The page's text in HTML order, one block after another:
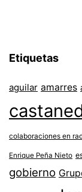
Etiquetas
aguilar amarres
colaboraciones en
Enrique Peña Nieto
gobierno